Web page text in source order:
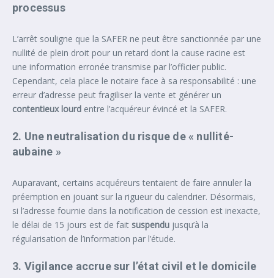
processus
L’arrêt souligne que la SAFER ne peut être sanctionnée par une
nullité de plein droit pour un retard dont la cause racine est
une information erronée transmise par l’officier public.
Cependant, cela place le notaire face à sa responsabilité : une
erreur d’adresse peut fragiliser la vente et générer un
contentieux lourd entre l’acquéreur évincé et la SAFER.
2. Une neutralisation du risque de « nullité-
aubaine »
Auparavant, certains acquéreurs tentaient de faire annuler la
préemption en jouant sur la rigueur du calendrier. Désormais,
si l’adresse fournie dans la notification de cession est inexacte,
le délai de 15 jours est de fait suspendu jusqu’à la
régularisation de l’information par l’étude.
3. Vigilance accrue sur l’état civil et le domicile